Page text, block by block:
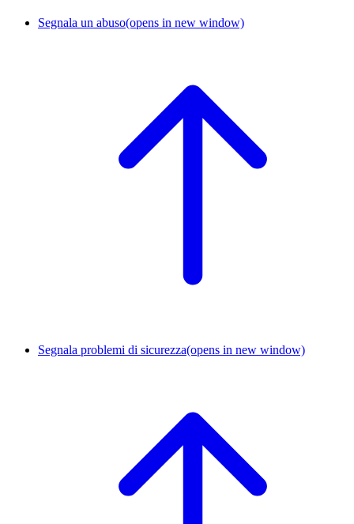
Segnala un abuso(opens in new window)
Segnala problemi di sicurezza(opens in new window)